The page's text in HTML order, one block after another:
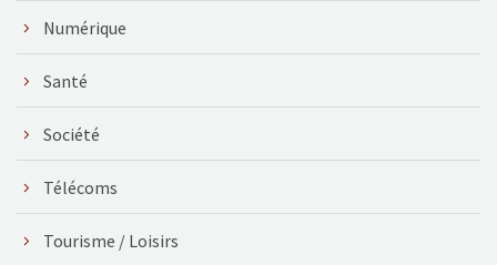
Numérique
Santé
Société
Télécoms
Tourisme / Loisirs